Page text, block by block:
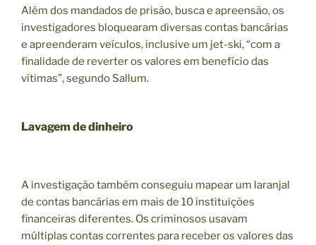
Além dos mandados de prisão, busca e apreensão, os
investigadores bloquearam diversas contas bancárias
e apreenderam veículos, inclusive um jet-ski, “com a
finalidade de reverter os valores em benefício das
vítimas”, segundo Sallum.
Lavagem de dinheiro
A investigação também conseguiu mapear um laranjal
de contas bancárias em mais de 10 instituições
financeiras diferentes. Os criminosos usavam
múltiplas contas correntes para receber os valores das